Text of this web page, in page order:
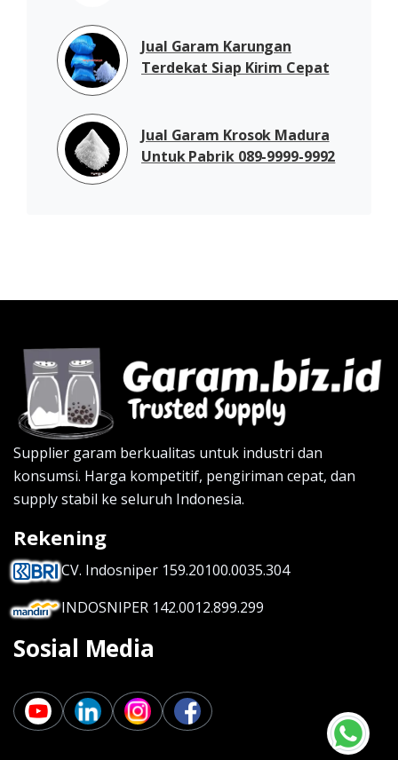
Jual Garam Karungan
Terdekat Siap Kirim Cepat
Jual Garam Krosok Madura
Untuk Pabrik 089-9999-9992
Supplier garam berkualitas untuk industri dan
konsumsi. Harga kompetitif, pengiriman cepat, dan
supply stabil ke seluruh Indonesia.
Rekening
CV. Indosniper 159.20100.0035.304
INDOSNIPER 142.0012.899.299
Sosial Media